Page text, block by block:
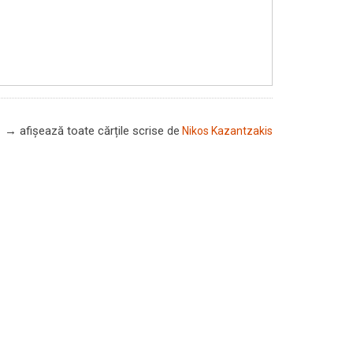
→ afișează toate cărțile scrise de Nikos Kazantzakis